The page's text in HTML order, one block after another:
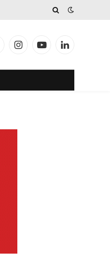
InstagramYouTubeLinkedIn